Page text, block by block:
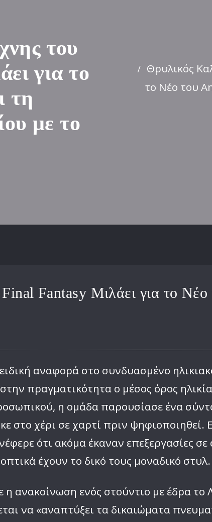
του
για το
τη
με το
Θρυλικός
το Νέο του
Fantasy Μιλάει για το
αναφορά στο συνδυασμένο
πραγματικότητα ο μέσος όρος
η ομάδα παρουσίασε ένα
στο χέρι σε χαρτί πριν
ότι ακόμα έκαναν επεξεργασίες
έχουν το δικό τους μοναδικό στυλ.
ανακοίνωση ενός στούντιο με έδρα το
να «αναπτύξει τα δικαιώματα